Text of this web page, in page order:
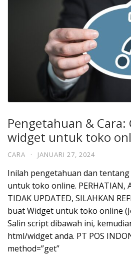
Pengetahuan & Cara:
widget untuk toko
CARA · JANUARI 27, 2024
Inilah pengetahuan dan
untuk toko online. PERHATIAN,
TIDAK UPDATED, SILAHKAN
buat Widget untuk toko online
Salin script dibawah ini,
html/widget anda. PT POS
method=”get”